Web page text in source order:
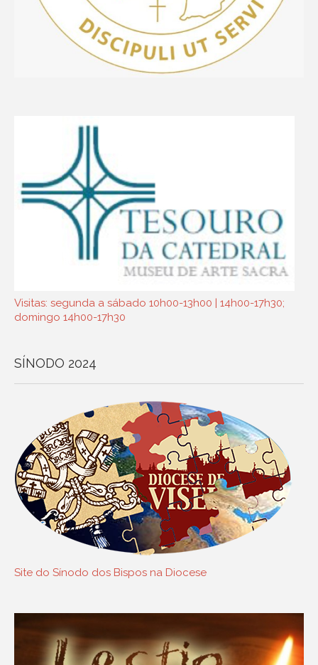
Visitas: segunda a sábado 10h00-13h00 | 14h00-17h30;
domingo 14h00-17h30
SÍNODO 2024
Site do Sínodo dos Bispos na Diocese